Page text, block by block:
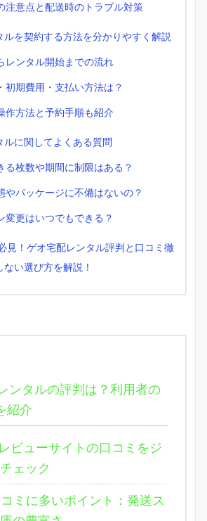
注意点と配送時のトラブル対策
ルを契約する方法を分かりやすく解説
レンタル開始までの流れ
初期費用・支払い方法は？
作方法と予約手順も紹介
ルに関してよくある質問
る枚数や期間に制限はある？
やパッケージに不備はないの？
変更はいつでもできる？
見！ゲオ宅配レンタル評判と口コミ徹
い選び方を解説！
ンタルの評判は？利用者の
紹介
ビューサイトの口コミをジ
ェック
ミに多いポイント：発送ス